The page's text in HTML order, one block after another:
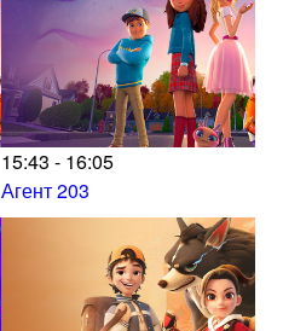
15:43 - 16:05
Агент 203